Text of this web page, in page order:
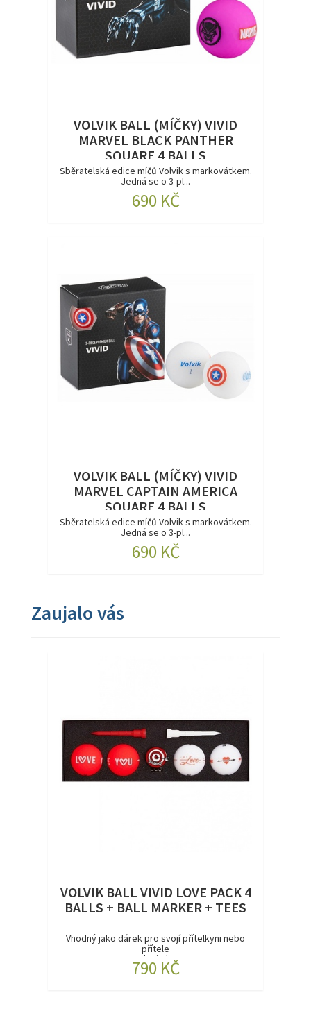
VOLVIK BALL (MÍČKY) VIVID
MARVEL BLACK PANTHER
SQUARE 4 BALLS
Sběratelská edice míčů Volvik s markovátkem.
Jedná se o 3-pl...
690 KČ
VOLVIK BALL (MÍČKY) VIVID
MARVEL CAPTAIN AMERICA
SQUARE 4 BALLS
Sběratelská edice míčů Volvik s markovátkem.
Jedná se o 3-pl...
690 KČ
Zaujalo vás
VOLVIK BALL VIVID LOVE PACK 4
BALLS + BALL MARKER + TEES
Vhodný jako dárek pro svojí přítelkyni nebo
přítele
Balení ob...
790 KČ